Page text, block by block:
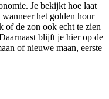
Je bekijkt hoe laat
het golden hour
de zon ook echt te zien
blijft je hier op de
of nieuwe maan, eerste